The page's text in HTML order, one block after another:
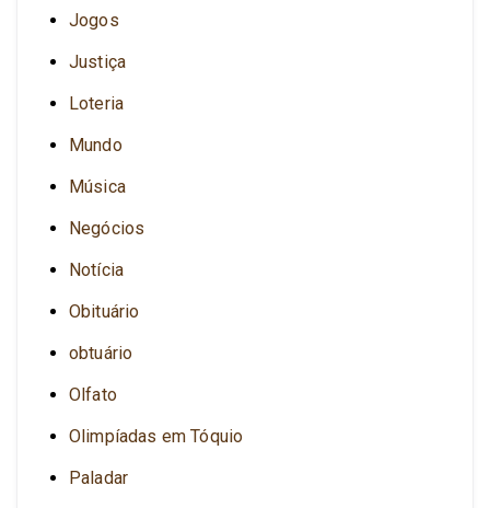
Jogos
Justiça
Loteria
Mundo
Música
Negócios
Notícia
Obituário
obtuário
Olfato
Olimpíadas em Tóquio
Paladar